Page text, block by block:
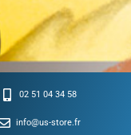
02 51 04 34 58
info@us-store.fr